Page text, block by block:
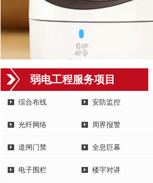
弱电工程服务项目
综合布线 安防监控
光纤网络 周界报警
道闸门禁 全息巨幕
电子围栏 楼宇对讲